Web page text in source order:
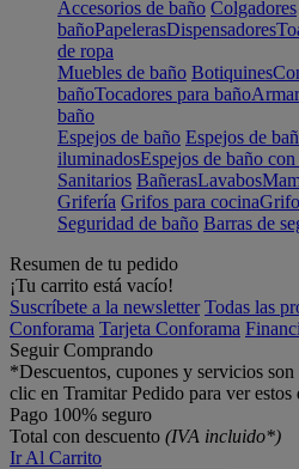
Accesorios de baño Colgadores
bañoPapelerasDispensadores
de ropa
Muebles de baño Botiquines
bañoTocadores para baño
baño
Espejos de baño Espejos de
iluminadosEspejos de baño
Sanitarios BañerasLavabos
Grifería Grifos para cocina
Seguridad de baño Barras de
Resumen de tu pedido
¡Tu carrito está vacío!
Suscríbete a la newsletter Todas las
Conforama Tarjeta Conforama
Seguir Comprando
*Descuentos, cupones y servicios
clic en Tramitar Pedido para ver estos
Pago 100% seguro
Total con descuento (IVA incluido*)
Ir Al Carrito